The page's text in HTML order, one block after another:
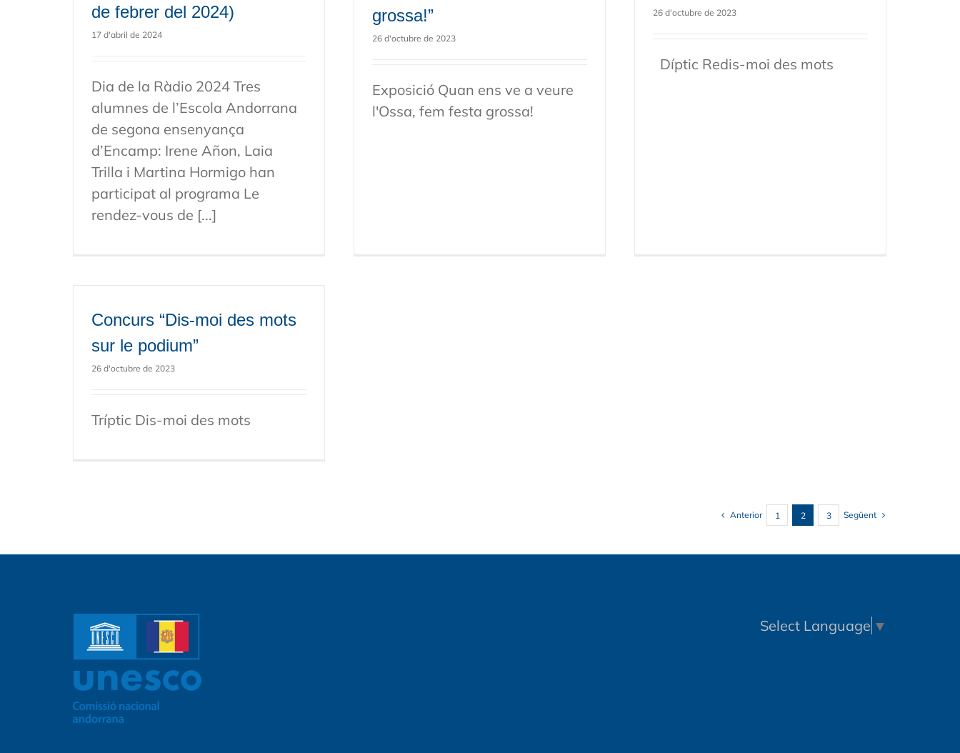
de febrer del 2024)
17 d'abril de 2024
Dia de la Ràdio 2024 Tres
alumnes de l’Escola Andorrana
de segona ensenyança
d’Encamp: Irene Añon, Laia
Trilla i Martina Hormigo han
participat al programa Le
rendez-vous de [...]
grossa!”
26 d'octubre de 2023
Exposició Quan ens ve a veure
l'Ossa, fem festa grossa!
26 d'octubre de 2023
Díptic Redis-moi des mots
Concurs “Dis-moi des mots
sur le podium”
26 d'octubre de 2023
Tríptic Dis-moi des mots
Anterior 1 2 3 Següent
Select Language ▼